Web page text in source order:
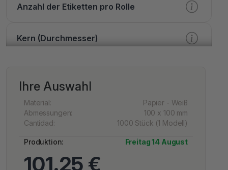
Anzahl der Etiketten pro Rolle
Kern (Durchmesser)
Druck
Extra Optionen
Ihre Auswahl
Material:
Papier - Weiß
Abmessungen:
100 x 100 mm
Cantidad:
1000 Stück (1 Modell)
Produktion: Freitag 14 August
101.25 €